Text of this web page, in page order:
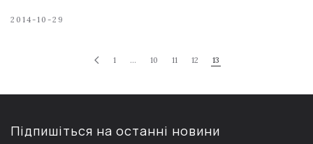
2014-10-29
1 … 10 11 12 13
Підпишіться на останні новини